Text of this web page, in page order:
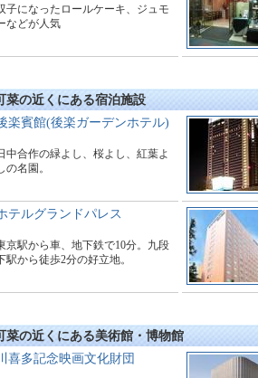
子になったロールケーキ、ジュモ
などが人気
の近くにある宿泊施設
楽賓館(後楽ガーデンホテル)
中合作の緑よし、桜よし、紅葉よ
の名園。
テルグランドパレス
京駅から車、地下鉄で10分。九段
駅から徒歩2分の好立地。
の近くにある美術館・博物館
喜多記念映画文化財団